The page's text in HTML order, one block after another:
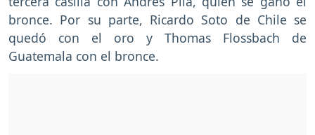
bronce. Por su parte, Ricardo Soto de Chile se
quedó con el oro y Thomas Flossbach de
Guatemala con el bronce.